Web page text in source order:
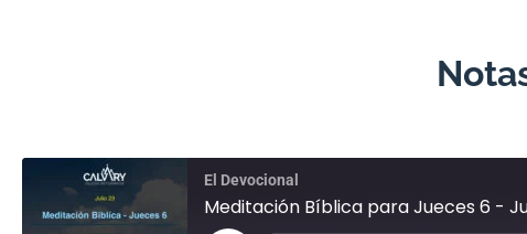
El Devocional
Meditación Bíblica para Jueces 6 -